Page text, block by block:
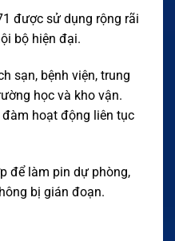
được sử dụng rộng rãi
bộ hiện đại.
sạn, bệnh viện, trung
học và kho vận.
hoạt động liên tục
để làm pin dự phòng,
bị gián đoạn.